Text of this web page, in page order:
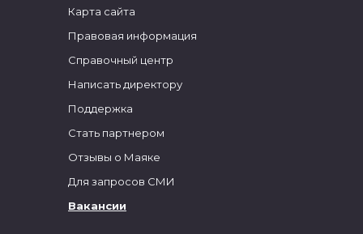
Карта сайта
Правовая информация
Справочный центр
Написать директору
Поддержка
Стать партнером
Отзывы о Маяке
Для запросов СМИ
Вакансии